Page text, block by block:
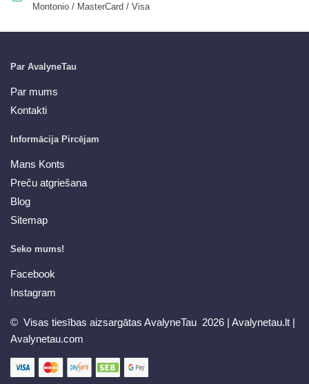
Montonio / MasterCard / Visa
Par AvalyneTau
Par mums
Kontakti
Informācija Pircējam
Mans Konts
Preču atgriešana
Blog
Sitemap
Seko mums!
Facebook
Instagram
© Visas tiesības aizsargātas AvalyneTau 2026 | Avalynetau.lt |
Avalynetau.com